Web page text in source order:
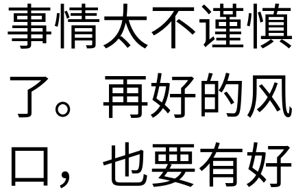
事情太不谨慎
了。再好的风
口，也要有好